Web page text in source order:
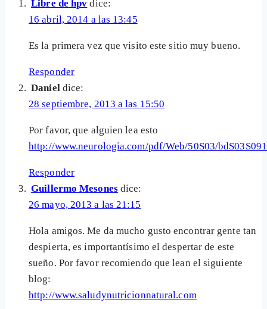
Libre de hpv dice:
16 abril, 2014 a las 13:45
Es la primera vez que visito este sitio muy bueno.
Responder
Daniel dice:
28 septiembre, 2013 a las 15:50
Por favor, que alguien lea esto
http://www.neurologia.com/pdf/Web/50S03/
Responder
Guillermo Mesones dice:
26 mayo, 2013 a las 21:15
Hola amigos. Me da mucho gusto encontrar gente tan
despierta, es importantísimo el despertar de este
sueño. Por favor recomiendo que lean el siguiente
blog:
http://www.saludynutricionnatural.com